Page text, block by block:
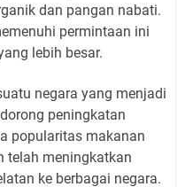
dan pangan nabati.
permintaan ini
lebih besar.
negara yang menjadi
peningkatan
popularitas makanan
telah meningkatkan
ke berbagai negara.